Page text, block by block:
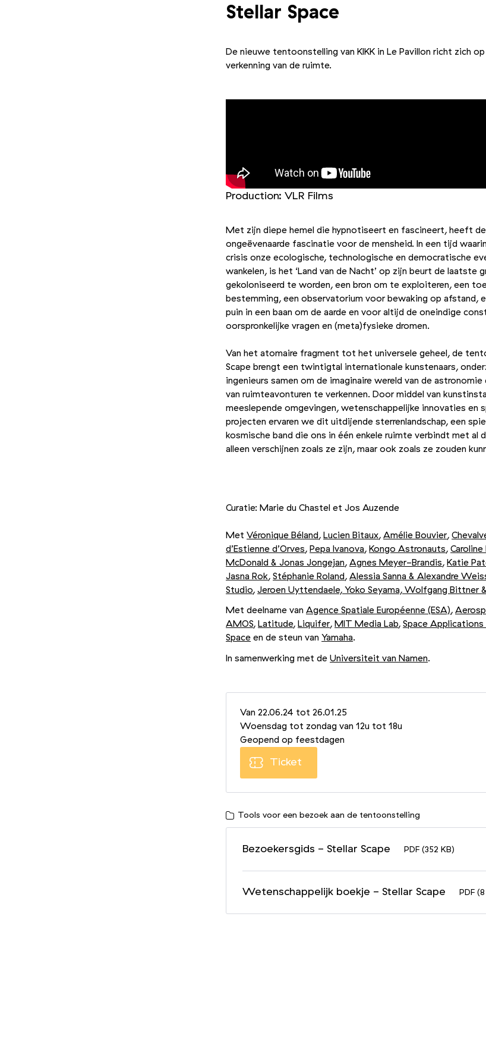
Stellar Space
De nieuwe tentoonstelling van KIKK in Le Pavillon richt zich
verkenning van de ruimte.
Production: VLR Films
Met zijn diepe hemel die hypnotiseert en fascineert, heeft
ongeëvenaarde fascinatie voor de mensheid. In een tijd
crisis onze ecologische, technologische en democratische
wankelen, is het ‘ Land van de Nacht’ op zijn beurt de laatste
gekoloniseerd te worden, een bron om te exploiteren, een
bestemming, een observatorium voor bewaking op afstand,
puin in een baan om de aarde en voor altijd de oneindige
oorspronkelijke vragen en (meta)fysieke dromen.
Van het atomaire fragment tot het universele geheel, de
Scape brengt een twintigtal internationale kunstenaars,
ingenieurs samen om de imaginaire wereld van de astronomie
van ruimteavonturen te verkennen. Door middel van
meeslepende omgevingen, wetenschappelijke innovaties en
projecten ervaren we dit uitdijende sterrenlandschap, een
kosmische band die ons in één enkele ruimte verbindt met al
alleen verschijnen zoals ze zijn, maar ook zoals ze zouden
Curatie: Marie du Chastel et Jos Auzende
MetVéronique Béland , Lucien Bitaux,Amélie Bouvier,
d’Estienne d’Orves, Pepa Ivanova, Kongo Astronauts,
McDonald& Jonas Jongejan,Agnes Meyer-Brandis, Katie
Jasna Rok,Stéphanie Roland ,Alessia Sanna& Alexandre
Studio,Jeroen Uyttendaele, Yoko Seyama, Wolfgang Bittner&
Met deelname vanAgence Spatiale Européenne (ESA),
AMOS, Latitude, Liquifer, MIT Media Lab,Space Applications
Space en de steun van Yamaha.
In samenwerking met deUniversiteit van Namen.
Van 22.06.24 tot 26.01.25
Woensdag tot zondag van 12u tot 18u
Geopend op feestdagen
Ticket
Tools voor een bezoek aan de tentoonstelling
Bezoekersgids - Stellar Scape PDF (352 KB)
Wetenschappelijk boekje - Stellar Scape PDF